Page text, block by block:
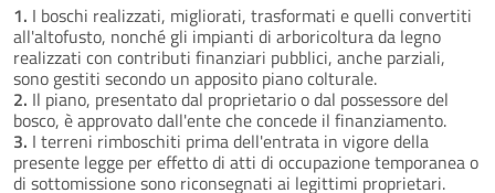
1. I boschi realizzati, migliorati, trasformati e quelli convertiti
all'altofusto, nonché gli impianti di arboricoltura da legno
realizzati con contributi finanziari pubblici, anche parziali,
sono gestiti secondo un apposito piano colturale.
2. Il piano, presentato dal proprietario o dal possessore del
bosco, è approvato dall'ente che concede il finanziamento.
3. I terreni rimboschiti prima dell'entrata in vigore della
presente legge per effetto di atti di occupazione temporanea o
di sottomissione sono riconsegnati ai legittimi proprietari.